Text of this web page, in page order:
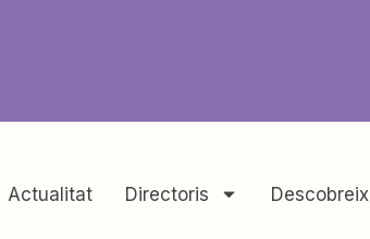
Actualitat Directoris Descobreix